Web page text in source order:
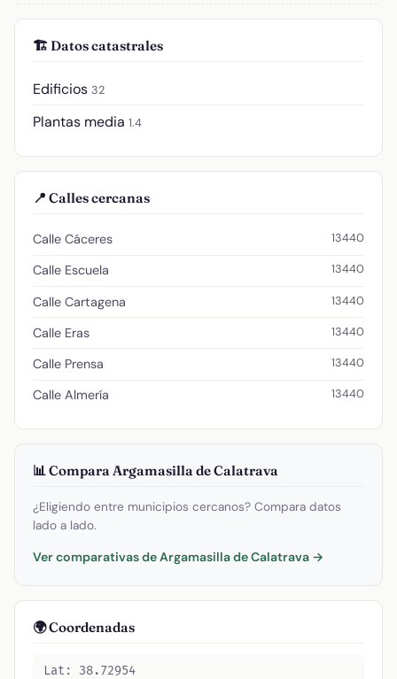
🏗️ Datos catastrales
Edificios 32
Plantas media 1.4
📍 Calles cercanas
Calle Cáceres 13440
Calle Escuela 13440
Calle Cartagena 13440
Calle Eras 13440
Calle Prensa 13440
Calle Almería 13440
📊 Compara Argamasilla de Calatrava
¿Eligiendo entre municipios cercanos? Compara datos
lado a lado.
Ver comparativas de Argamasilla de Calatrava →
🌍 Coordenadas
Lat: 38.72954